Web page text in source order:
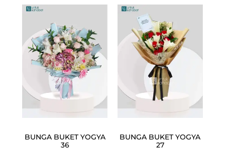
BUNGA BUKET YOGYA
36
BUNGA BUKET YOGYA
27